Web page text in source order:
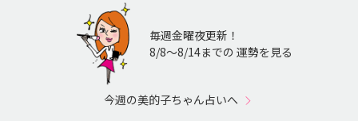
毎週金曜夜更新！
8/8〜8/14までの 運勢を見る
今週の美的子ちゃん占いへ